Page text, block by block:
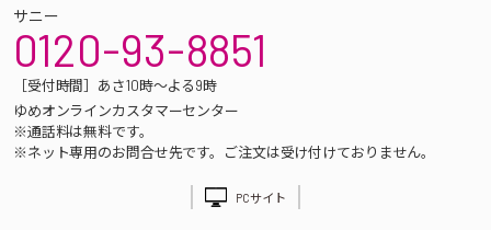
サニー
0120-93-8851
［受付時間］あさ10時～よる9時
ゆめオンラインカスタマーセンター
※通話料は無料です。
※ネット専用のお問合せ先です。ご注文は受け付けておりません。
PCサイト